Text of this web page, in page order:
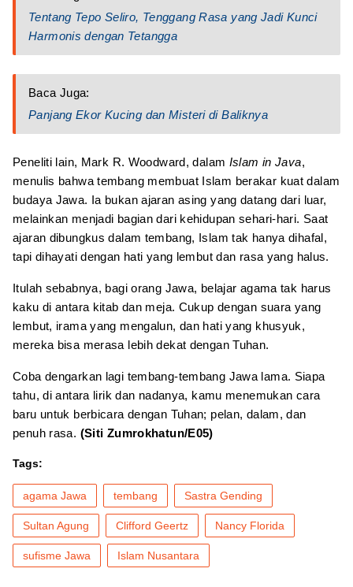
Tentang Tepo Seliro, Tenggang Rasa yang Jadi Kunci
Harmonis dengan Tetangga
Baca Juga:
Panjang Ekor Kucing dan Misteri di Baliknya
Peneliti lain, Mark R. Woodward, dalam Islam in Java,
menulis bahwa tembang membuat Islam berakar kuat dalam
budaya Jawa. Ia bukan ajaran asing yang datang dari luar,
melainkan menjadi bagian dari kehidupan sehari-hari. Saat
ajaran dibungkus dalam tembang, Islam tak hanya dihafal,
tapi dihayati dengan hati yang lembut dan rasa yang halus.
Itulah sebabnya, bagi orang Jawa, belajar agama tak harus
kaku di antara kitab dan meja. Cukup dengan suara yang
lembut, irama yang mengalun, dan hati yang khusyuk,
mereka bisa merasa lebih dekat dengan Tuhan.
Coba dengarkan lagi tembang-tembang Jawa lama. Siapa
tahu, di antara lirik dan nadanya, kamu menemukan cara
baru untuk berbicara dengan Tuhan; pelan, dalam, dan
penuh rasa. (Siti Zumrokhatun/E05)
Tags:
agama Jawa tembang Sastra Gending
Sultan Agung Clifford Geertz Nancy Florida
sufisme Jawa Islam Nusantara